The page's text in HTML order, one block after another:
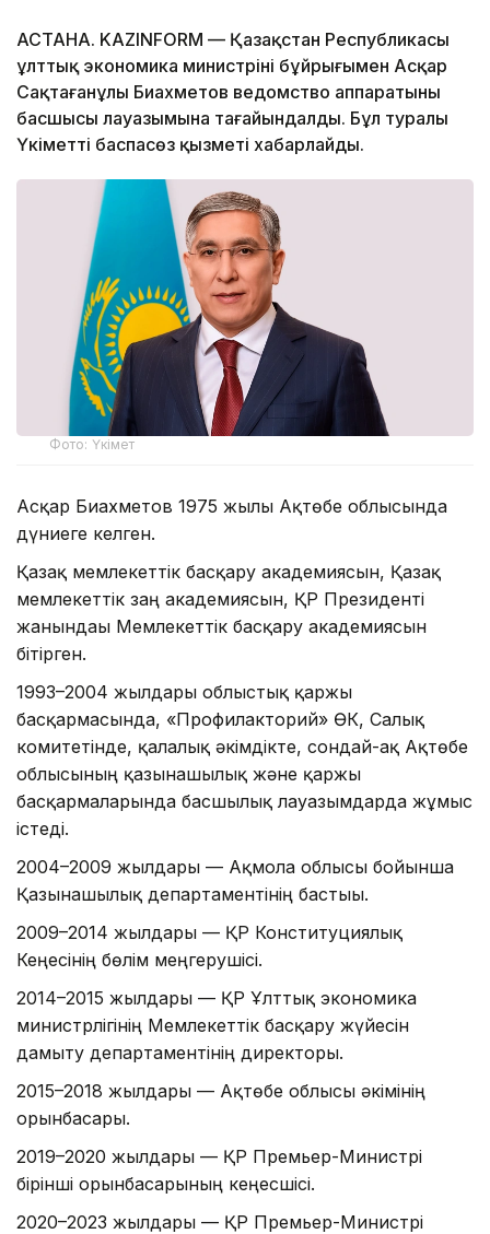
АСТАНА. KAZINFORM — Қазақстан Республикасы
ұлттық экономика министрінің бұйрығымен Асқар
Сақтағанұлы Биахметов ведомство аппаратының
басшысы лауазымына тағайындалды. Бұл туралы
Үкіметтің баспасөз қызметі хабарлайды.
Фото: Үкімет
Асқар Биахметов 1975 жылы Ақтөбе облысында
дүниеге келген.
Қазақ мемлекеттік басқару академиясын, Қазақ
мемлекеттік заң академиясын, ҚР Президенті
жанындағы Мемлекеттік басқару академиясын
бітірген.
1993–2004 жылдары облыстық қаржы
басқармасында, «Профилакторий» ӨК, Салық
комитетінде, қалалық әкімдікте, сондай-ақ Ақтөбе
облысының қазынашылық және қаржы
басқармаларында басшылық лауазымдарда жұмыс
істеді.
2004–2009 жылдары — Ақмола облысы бойынша
Қазынашылық департаментінің бастығы.
2009–2014 жылдары — ҚР Конституциялық
Кеңесінің бөлім меңгерушісі.
2014–2015 жылдары — ҚР Ұлттық экономика
министрлігінің Мемлекеттік басқару жүйесін
дамыту департаментінің директоры.
2015–2018 жылдары — Ақтөбе облысы әкімінің
орынбасары.
2019–2020 жылдары — ҚР Премьер-Министрі
бірінші орынбасарының кеңесшісі.
2020–2023 жылдары — ҚР Премьер-Министрі